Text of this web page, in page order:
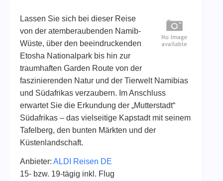
Lassen Sie sich bei dieser Reise
von der atemberaubenden Namib-
Wüste, über den beeindruckenden
Etosha Nationalpark bis hin zur
traumhaften Garden Route von der
faszinierenden Natur und der Tierwelt Namibias
und Südafrikas verzaubern. Im Anschluss
erwartet Sie die Erkundung der „Mutterstadt“
Südafrikas – das vielseitige Kapstadt mit seinem
Tafelberg, den bunten Märkten und der
Küstenlandschaft.
Anbieter: ALDI Reisen DE
15- bzw. 19-tägig inkl. Flug